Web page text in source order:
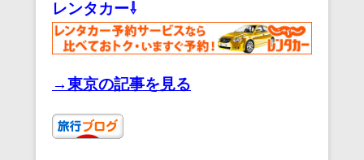
レンタカー⇩
→東京の記事を見る